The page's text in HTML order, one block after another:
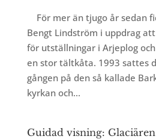
För mer än tjugo år sedan
Bengt Lindström i uppdrag
för utställningar i Arjeplog
en stor tältkåta. 1993 sattes
gången på den så kallade
kyrkan och...
Guidad visning: